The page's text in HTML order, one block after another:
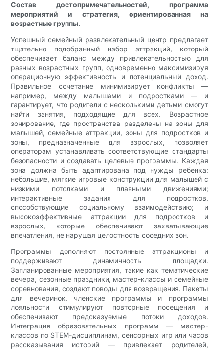
Состав достопримечательностей, программа
мероприятий и стратегия, ориентированная на
возрастные группы.
Успешный семейный развлекательный центр предлагает
тщательно подобранный набор аттракций, который
обеспечивает баланс между привлекательностью для
разных возрастных групп, одновременно максимизируя
операционную эффективность и потенциальный доход.
Правильное сочетание минимизирует конфликты —
например, между малышами и подростками — и
гарантирует, что родители с несколькими детьми смогут
найти занятия, подходящие для всех. Возрастное
зонирование, где пространства разделены на зоны для
малышей, семейные аттракции, зоны для подростков и
зоны, предназначенные для взрослых, позволяет
операторам устанавливать соответствующие стандарты
безопасности и создавать целевые программы. Каждая
зона должна быть адаптирована под нужды ребенка:
небольшие, мягкие игровые конструкции для малышей с
низкими потолками и плавными движениями;
интерактивные задания для подростков,
способствующие социальному взаимодействию; и
высокоэффективные аттракции для подростков и
взрослых, которые обеспечивают захватывающие
впечатления, не нарушая целостность соседних зон.
Программы дополняют постоянные аттракционы и
поддерживают динамичность площадки.
Запланированные мероприятия, такие как тематические
вечера, сезонные праздники, мастер-классы и семейные
соревнования, создают поводы для возвращения. Пакеты
для вечеринок, членские программы и программы
лояльности стимулируют повторные посещения и
обеспечивают предсказуемые потоки доходов.
Интеграция образовательных программ — мастер-
классов по STEM-дисциплинам, сенсорных игр или часов
рассказывания историй — привлекает родителей,